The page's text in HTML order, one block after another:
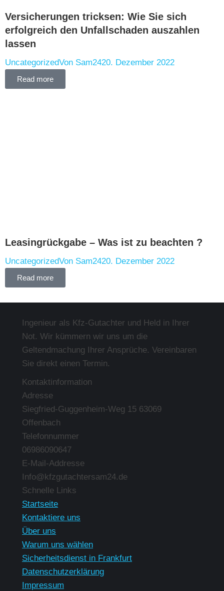
Versicherungen tricksen: Wie Sie sich
erfolgreich den Unfallschaden auszahlen
lassen
UncategorizedVon Sam2420. Dezember 2022
Read more
Leasingrückgabe – Was ist zu beachten ?
UncategorizedVon Sam2420. Dezember 2022
Read more
Ingenieur als Kfz-Gutachter und Held in Ihrer
Not. Wir kümmern wir uns um die
Geltendmachung Ihrer Ansprüche. Vereinbaren
Sie direkt einen Termin.
Kontaktinformation
Adresse
Siegfried-Guggenheim-Weg 15 63069
Offenbach
Telefonnummer
06986090647
E-Mail-Addresse
Info@kfzgutachtersam24.de
Finden Sie uns auf:
Schnelle Links
Startseite
Kontaktiere uns
Über uns
Warum uns wählen
Sicherheitsdienst in Frankfurt
Datenschutzerklärung
Impressum